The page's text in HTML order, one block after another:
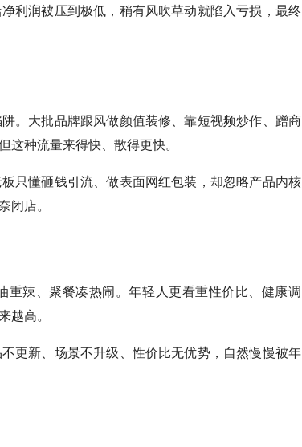
利润被压到极低，稍有风吹草动就陷入亏损，最终
。大批品牌跟风做颜值装修、靠短视频炒作、蹭商
种流量来得快、散得更快。
只懂砸钱引流、做表面网红包装，却忽略产品内核
店。
辣、聚餐凑热闹。年轻人更看重性价比、健康调
高。
更新、场景不升级、性价比无优势，自然慢慢被年